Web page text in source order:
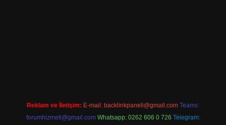
Reklam ve İletişim: E-mail: backlinkpaneli@gmail.com Teams:
forumhizmeti@gmail.com Whatsapp: 0262 606 0 726 Telegram: